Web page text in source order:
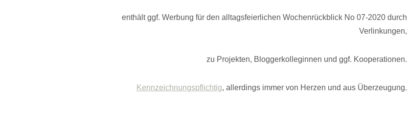
enthält ggf. Werbung für den alltagsfeierlichen Wochenrückblick No 07-2020 durch
Verlinkungen,
zu Projekten, Bloggerkolleginnen und ggf. Kooperationen.
Kennzeichnungspflichtig, allerdings immer von Herzen und aus Überzeugung.